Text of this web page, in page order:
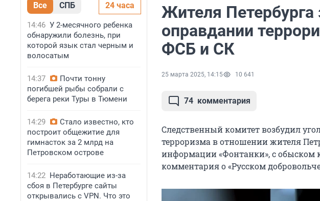
Все СПБ 24 часа
14:46 У 2-месячного ребенка
обнаружили болезнь, при
которой язык стал черным и
волосатым
14:37
Почти тонну
погибшей рыбы собрали с
берега реки Туры в Тюмени
14:29
Стало известно, кто
построит общежитие для
гимнасток за 2 млрд на
Петровском острове
14:22 Неработающие из-за
сбоя в Петербурге сайты
открывались с VPN. Что это
Жителя Петербурга
оправдании
ФСБ и СК
25 марта 2025, 14:15 10 641
74 комментария
Следственный комитет возбудил
терроризма в отношении жителя
информации «Фонтанки», с обыском
комментария о «Русском